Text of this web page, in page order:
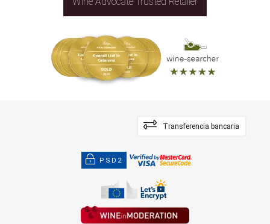
Transferencia bancaria
PSD2